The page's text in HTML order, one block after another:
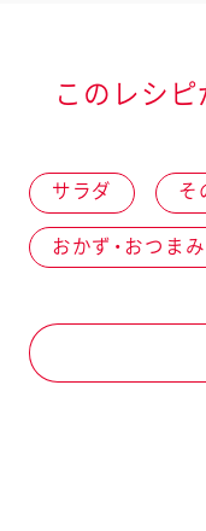
このレシ
サラダ そ
おかず・おつまみ